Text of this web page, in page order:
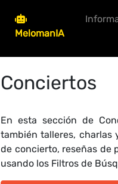
MelomanIA
Conciertos
En esta sección de
también talleres, charlas
de concierto, reseñas de
usando los Filtros de